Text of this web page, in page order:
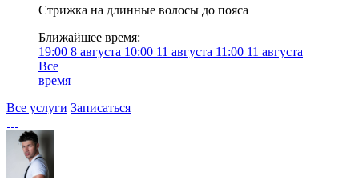
Стрижка на длинные волосы до пояса
Ближайшее время:
19:00 8 августа 10:00 11 августа 11:00 11 августа
Все
время
Все услуги Записаться